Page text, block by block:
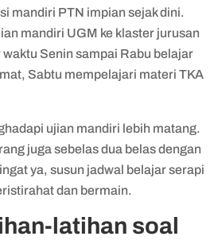
mandiri PTN impian sejak dini.
mandiri UGM ke klaster jurusan
Senin sampai Rabu belajar
Sabtu mempelajari materi TKA
ujian mandiri lebih matang.
juga sebelas dua belas dengan
ya, susun jadwal belajar serapi
dan bermain.
latihan soal